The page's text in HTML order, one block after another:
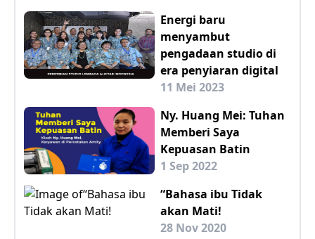
Energi baru
menyambut
pengadaan studio di
era penyiaran digital
11 Mei 2023
Ny. Huang Mei: Tuhan
Memberi Saya
Kepuasan Batin
1 Sep 2022
“Bahasa ibu Tidak
akan Mati!
28 Nov 2020